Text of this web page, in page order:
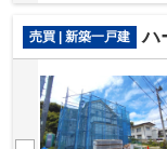
売買 | 新築一戸建
ハ